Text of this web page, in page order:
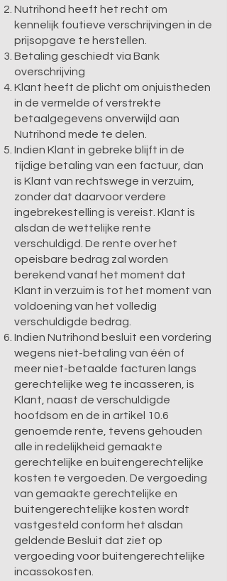
Nutrihond heeft het recht om
kennelijk foutieve verschrijvingen in de
prijsopgave te herstellen.
Betaling geschiedt via Bank
overschrijving
Klant heeft de plicht om onjuistheden
in de vermelde of verstrekte
betaalgegevens onverwijld aan
Nutrihond mede te delen.
Indien Klant in gebreke blijft in de
tijdige betaling van een factuur, dan
is Klant van rechtswege in verzuim,
zonder dat daarvoor verdere
ingebrekestelling is vereist. Klant is
alsdan de wettelijke rente
verschuldigd. De rente over het
opeisbare bedrag zal worden
berekend vanaf het moment dat
Klant in verzuim is tot het moment van
voldoening van het volledig
verschuldigde bedrag.
Indien Nutrihond besluit een vordering
wegens niet-betaling van één of
meer niet-betaalde facturen langs
gerechtelijke weg te incasseren, is
Klant, naast de verschuldigde
hoofdsom en de in artikel 10.6
genoemde rente, tevens gehouden
alle in redelijkheid gemaakte
gerechtelijke en buitengerechtelijke
kosten te vergoeden. De vergoeding
van gemaakte gerechtelijke en
buitengerechtelijke kosten wordt
vastgesteld conform het alsdan
geldende Besluit dat ziet op
vergoeding voor buitengerechtelijke
incassokosten.